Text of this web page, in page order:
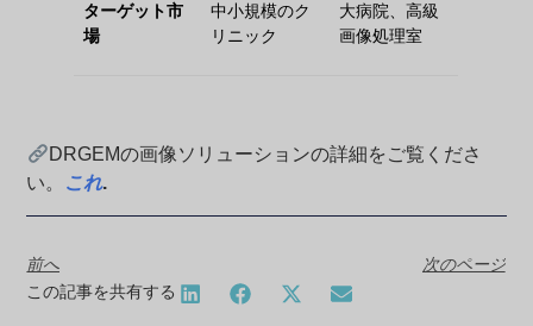
ターゲット市
場
中小規模のク
リニック
大病院、高級
画像処理室
DRGEMの画像ソリューションの詳細をご覧くださ
い。 これ.
前へ
次のページ
この記事を共有する